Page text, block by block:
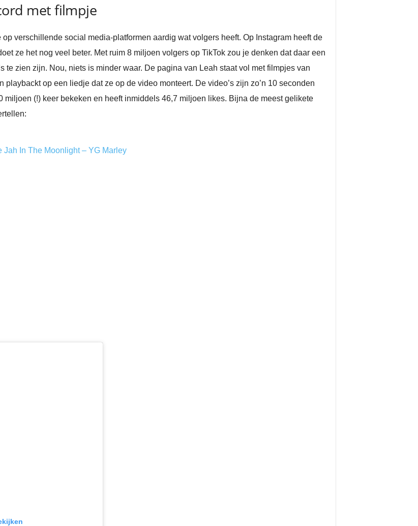
met filmpje
verschillende social media-platformen aardig wat volgers heeft. Op Instagram heeft de
ze het nog veel beter. Met ruim 8 miljoen volgers op TikTok zou je denken dat daar een
te zien zijn. Nou, niets is minder waar. De pagina van Leah staat vol met filmpjes van
op een liedje dat ze op de video monteert. De video’s zijn zo’n 10 seconden
miljoen (!) keer bekeken en heeft inmiddels 46,7 miljoen likes. Bijna de meest gelikete
In The Moonlight – YG Marley